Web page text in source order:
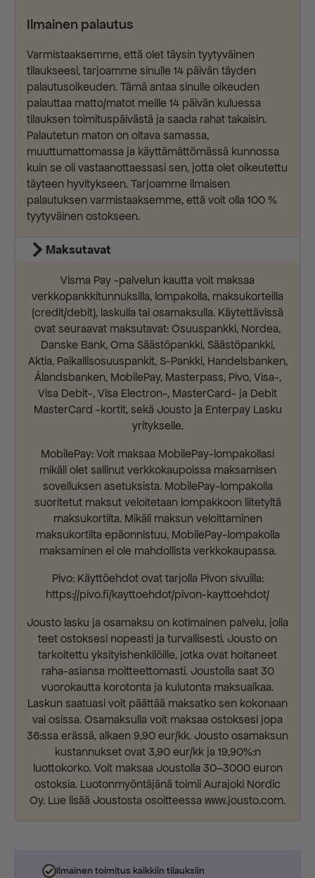
Ilmainen palautus
Varmistaaksemme, että olet täysin tyytyväinen
tilaukseesi, tarjoamme sinulle 14 päivän täyden
palautusoikeuden. Tämä antaa sinulle oikeuden
palauttaa matto/matot meille 14 päivän kuluessa
tilauksen toimituspäivästä ja saada rahat takaisin.
Palautetun maton on oltava samassa,
muuttumattomassa ja käyttämättömässä kunnossa
kuin se oli vastaanottaessasi sen, jotta olet oikeutettu
täyteen hyvitykseen. Tarjoamme ilmaisen
palautuksen varmistaaksemme, että voit olla 100 %
tyytyväinen ostokseen.
Maksutavat
Visma Pay -palvelun kautta voit maksaa
verkkopankkitunnuksilla, lompakolla, maksukorteilla
(credit/debit), laskulla tai osamaksulla. Käytettävissä
ovat seuraavat maksutavat: Osuuspankki, Nordea,
Danske Bank, Oma Säästöpankki, Säästöpankki,
Aktia, Paikallisosuuspankit, S-Pankki, Handelsbanken,
Ålandsbanken, MobilePay, Masterpass, Pivo, Visa-,
Visa Debit-, Visa Electron-, MasterCard- ja Debit
MasterCard -kortit, sekä Jousto ja Enterpay Lasku
yritykselle.
MobilePay: Voit maksaa MobilePay-lompakollasi
mikäli olet sallinut verkkokaupoissa maksamisen
sovelluksen asetuksista. MobilePay-lompakolla
suoritetut maksut veloitetaan lompakkoon liitetyltä
maksukortilta. Mikäli maksun veloittaminen
maksukortilta epäonnistuu, MobilePay-lompakolla
maksaminen ei ole mahdollista verkkokaupassa.
Pivo: Käyttöehdot ovat tarjolla Pivon sivuilla:
https://pivo.fi/kayttoehdot/pivon-kayttoehdot/
Jousto lasku ja osamaksu on kotimainen palvelu, jolla
teet ostoksesi nopeasti ja turvallisesti. Jousto on
tarkoitettu yksityishenkilöille, jotka ovat hoitaneet
raha-asiansa moitteettomasti. Joustolla saat 30
vuorokautta korotonta ja kulutonta maksuaikaa.
Laskun saatuasi voit päättää maksatko sen kokonaan
vai osissa. Osamaksulla voit maksaa ostoksesi jopa
36:ssa erässä, alkaen 9,90 eur/kk. Jousto osamaksun
kustannukset ovat 3,90 eur/kk ja 19,90%:n
luottokorko. Voit maksaa Joustolla 30–3000 euron
ostoksia. Luotonmyöntäjänä toimii Aurajoki Nordic
Oy. Lue lisää Joustosta osoitteessa www.jousto.com.
Ilmainen toimitus kaikkiin tilauksiin